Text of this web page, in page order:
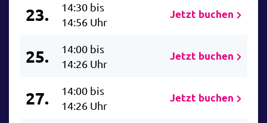
23.
14:30 bis
14:56 Uhr
Jetzt buchen
25.
14:00 bis
14:26 Uhr
Jetzt buchen
27.
14:00 bis
14:26 Uhr
Jetzt buchen